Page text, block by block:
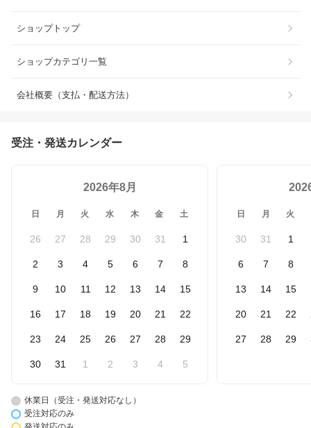
ショップトップ
ショップカテゴリ一覧
会社概要（支払・配送方法）
受注・発送カレンダー
2026年8月
日 月 火 水 木 金 土
26 27 28 29 30 31 1
2 3 4 5 6 7 8
9 10 11 12 13 14 15
16 17 18 19 20 21 22
23 24 25 26 27 28 29
30 31 1 2 3 4 5
日 月 火
30 31 1
6 7 8
13 14 15
20 21 22
27 28 29
休業日（受注・発送対応なし）
受注対応のみ